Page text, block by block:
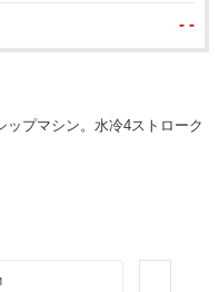
- -
プマシン。水冷4ストローク